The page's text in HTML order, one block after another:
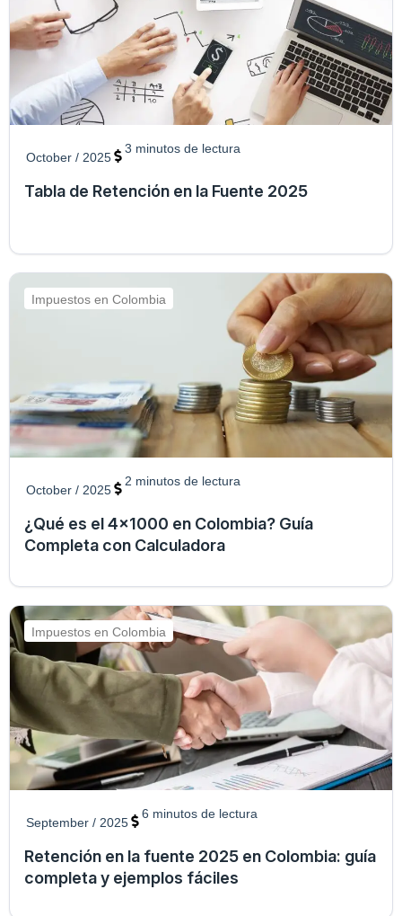
October / 2025
3 minutos de lectura
Tabla de Retención en la Fuente 2025
Impuestos en Colombia
October / 2025
2 minutos de lectura
¿Qué es el 4x1000 en Colombia? Guía
Completa con Calculadora
Impuestos en Colombia
September / 2025
6 minutos de lectura
Retención en la fuente 2025 en Colombia: guía
completa y ejemplos fáciles